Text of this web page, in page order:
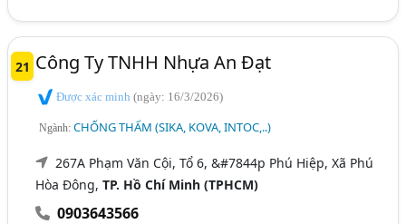
21 Công Ty TNHH Nhựa An Đạt
Được xác minh(ngày: 16/3/2026)
Ngành:CHỐNG THẤM (SIKA, KOVA, INTOC,..)
267A Phạm Văn Cội, Tổ 6, &#7844p Phú Hiệp, Xã Phú
Hòa Đông,TP. Hồ Chí Minh (TPHCM)
0903643566